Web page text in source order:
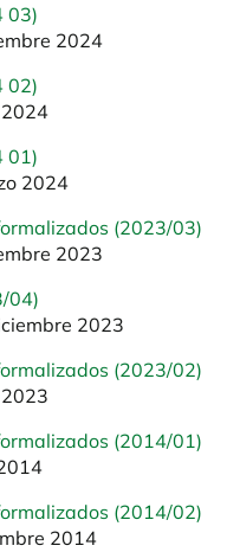
03)
2024
02)
01)
2024
(2023/03)
2023
04)
2023
(2023/02)
(2014/01)
(2014/02)
2014